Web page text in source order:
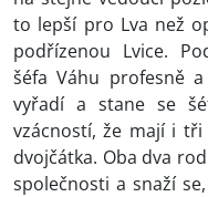
to lepší pro Lva než
podřízenou Lvice.
šéfa Váhu profesně
vyřadí a stane se
vzácností, že mají i
dvojčátka. Oba dva
společnosti a snaží